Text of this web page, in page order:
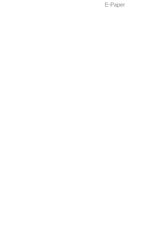
E-Paper